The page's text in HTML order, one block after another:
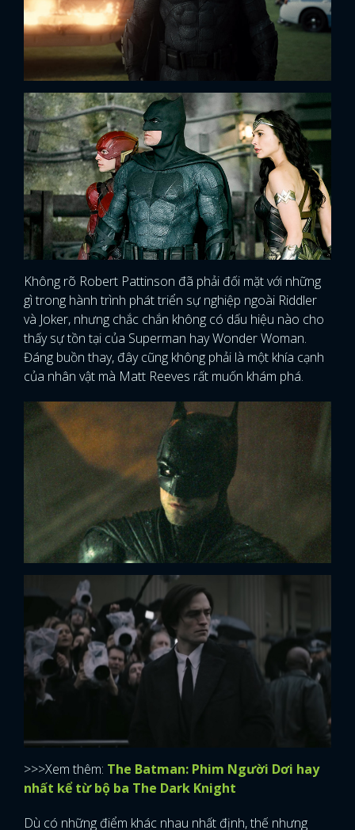
Không rõ Robert Pattinson đã phải đối mặt với những
gì trong hành trình phát triển sự nghiệp ngoài Riddler
và Joker, nhưng chắc chắn không có dấu hiệu nào cho
thấy sự tồn tại của Superman hay Wonder Woman.
Đáng buồn thay, đây cũng không phải là một khía cạnh
của nhân vật mà Matt Reeves rất muốn khám phá.
>>>Xem thêm: The Batman: Phim Người Dơi hay
nhất kể từ bộ ba The Dark Knight
Dù có những điểm khác nhau nhất định, thế nhưng